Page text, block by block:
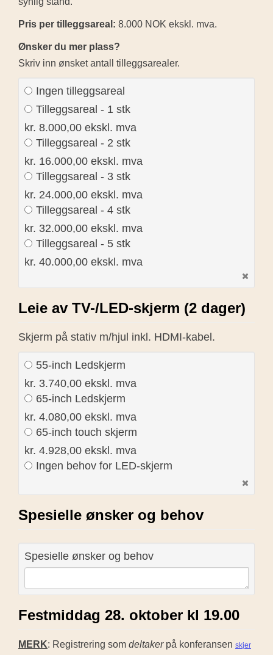
Pris per tilleggsareal: 8.000 NOK ekskl. mva.
Ønsker du mer plass?
Skriv inn ønsket antall tilleggsarealer.
Ingen tilleggsareal
Tilleggsareal - 1 stk
kr. 8.000,00 ekskl. mva
Tilleggsareal - 2 stk
kr. 16.000,00 ekskl. mva
Tilleggsareal - 3 stk
kr. 24.000,00 ekskl. mva
Tilleggsareal - 4 stk
kr. 32.000,00 ekskl. mva
Tilleggsareal - 5 stk
kr. 40.000,00 ekskl. mva
Leie av TV-/LED-skjerm (2 dager)
Skjerm på stativ m/hjul inkl. HDMI-kabel.
55-inch Ledskjerm
kr. 3.740,00 ekskl. mva
65-inch Ledskjerm
kr. 4.080,00 ekskl. mva
65-inch touch skjerm
kr. 4.928,00 ekskl. mva
Ingen behov for LED-skjerm
Spesielle ønsker og behov
Spesielle ønsker og behov
Festmiddag 28. oktober kl 19.00
MERK: Registrering som deltaker på konferansen skjer